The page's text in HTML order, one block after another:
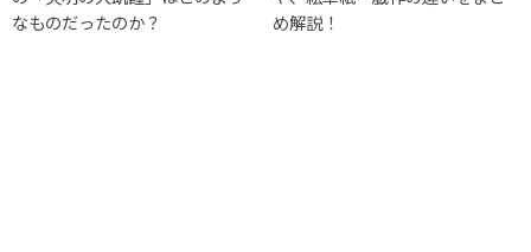
なものだったのか？
め解説！